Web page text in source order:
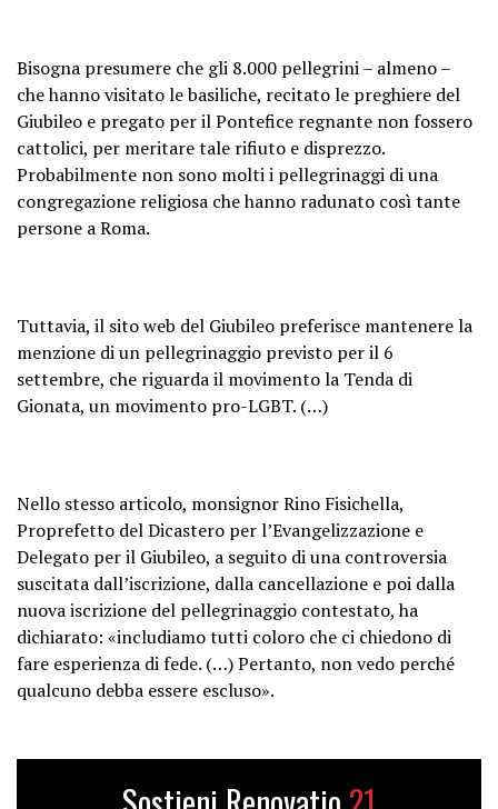
Bisogna presumere che gli 8.000 pellegrini – almeno –
che hanno visitato le basiliche, recitato le preghiere del
Giubileo e pregato per il Pontefice regnante non fossero
cattolici, per meritare tale rifiuto e disprezzo.
Probabilmente non sono molti i pellegrinaggi di una
congregazione religiosa che hanno radunato così tante
persone a Roma.
Tuttavia, il sito web del Giubileo preferisce mantenere la
menzione di un pellegrinaggio previsto per il 6
settembre, che riguarda il movimento la Tenda di
Gionata, un movimento pro-LGBT. (…)
Nello stesso articolo, monsignor Rino Fisichella,
Proprefetto del Dicastero per l’Evangelizzazione e
Delegato per il Giubileo, a seguito di una controversia
suscitata dall’iscrizione, dalla cancellazione e poi dalla
nuova iscrizione del pellegrinaggio contestato, ha
dichiarato: «includiamo tutti coloro che ci chiedono di
fare esperienza di fede. (…) Pertanto, non vedo perché
qualcuno debba essere escluso».